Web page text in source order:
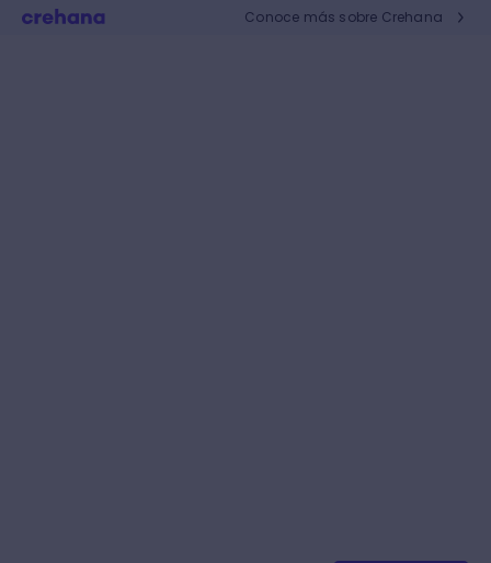
Conoce más sobre Crehana